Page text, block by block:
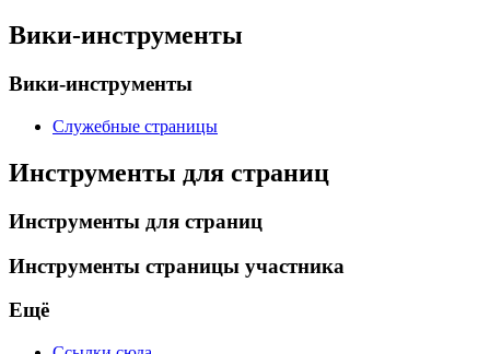
Вики-инструменты
Вики-инструменты
Служебные страницы
Инструменты для страниц
Инструменты для страниц
Инструменты страницы участника
Ещё